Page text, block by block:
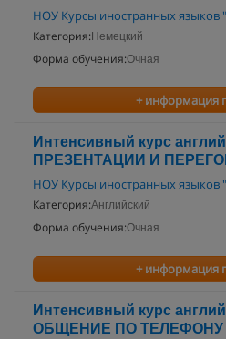
НОУ Курсы иностранных языков
Категория: Немецкий
Форма обучения:Очная
+ информация
Интенсивный курс
ПРЕЗЕНТАЦИИ И
НОУ Курсы иностранных языков
Категория:Английский
Форма обучения:Очная
+ информация
Интенсивный курс
ОБЩЕНИЕ ПО ТЕЛЕФОНУ